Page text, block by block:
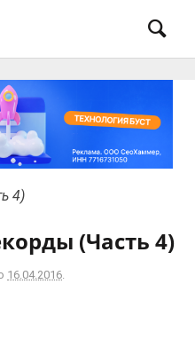
(Часть 4)
16.04.2016